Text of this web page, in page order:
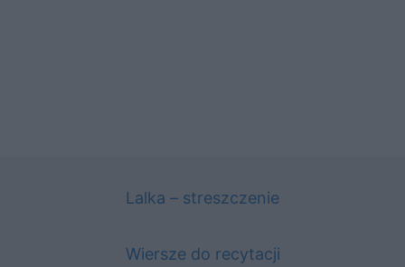
Lalka – streszczenie
Wiersze do recytacji